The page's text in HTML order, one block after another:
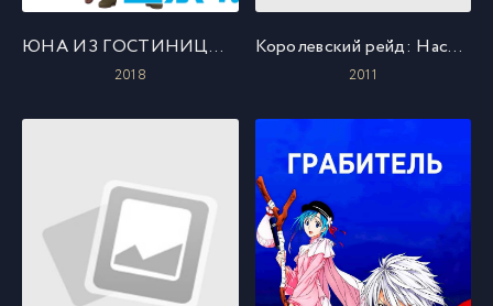
ЮНА ИЗ ГОСТИНИЦЫ ЮРАГИ
2018
Королевский рейд: Наследники воли
2011